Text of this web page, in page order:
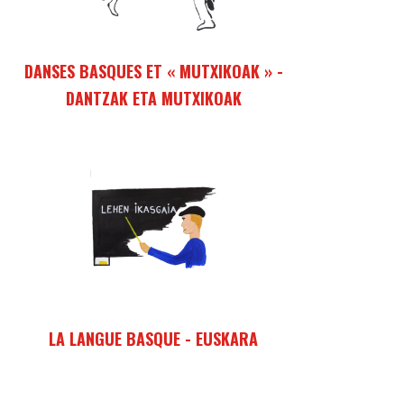
DANSES BASQUES ET « MUTXIKOAK » -
DANTZAK ETA MUTXIKOAK
et hommes se réunissent poour danser, essayer
de se perfectionner sans doute, s'amuser
certainement.
LA LANGUE BASQUE - EUSKARA